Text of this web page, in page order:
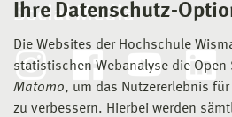
Ihre Datenschutz-
Die Websites der Hochschule
statistischen Webanalyse die
Matomo, um das Nutzererlebnis
zu verbessern. Hierbei werden
Social Media